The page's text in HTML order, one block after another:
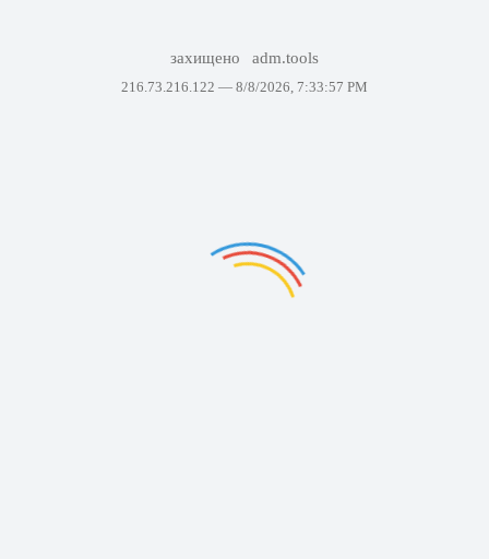
захищено adm.tools
216.73.216.122 — 8/8/2026, 7:33:57 PM